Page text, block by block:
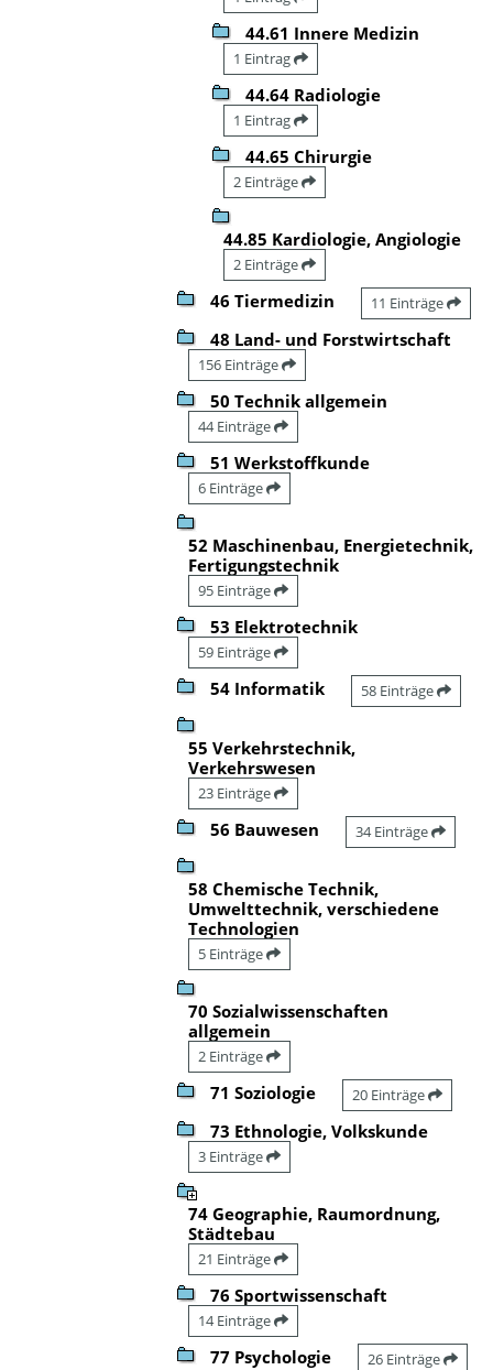
44.61 Innere Medizin
1 Eintrag
44.64 Radiologie
1 Eintrag
44.65 Chirurgie
2 Einträge
44.85 Kardiologie, Angiologie
2 Einträge
46 Tiermedizin 11 Einträge
48 Land- und Forstwirtschaft
156 Einträge
50 Technik allgemein
44 Einträge
51 Werkstoffkunde
6 Einträge
52 Maschinenbau, Energietechnik,
Fertigungstechnik
95 Einträge
53 Elektrotechnik
59 Einträge
54 Informatik 58 Einträge
55 Verkehrstechnik,
Verkehrswesen
23 Einträge
56 Bauwesen 34 Einträge
58 Chemische Technik,
Umwelttechnik, verschiedene
Technologien
5 Einträge
70 Sozialwissenschaften
allgemein
2 Einträge
71 Soziologie 20 Einträge
73 Ethnologie, Volkskunde
3 Einträge
74 Geographie, Raumordnung,
Städtebau
21 Einträge
76 Sportwissenschaft
14 Einträge
77 Psychologie 26 Einträge